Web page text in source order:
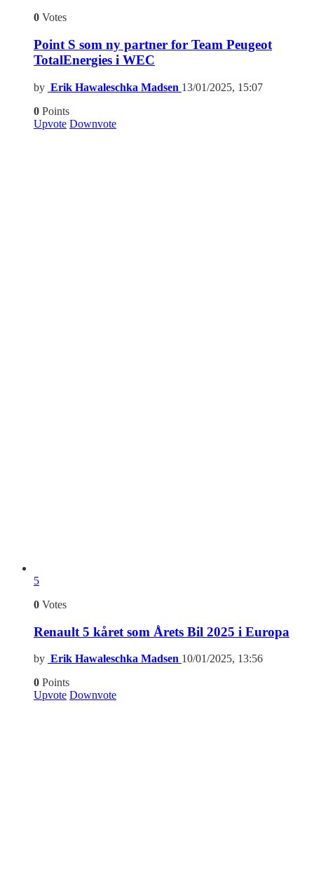
0 Votes
Point S som ny partner for Team Peugeot
TotalEnergies i WEC
by Erik Hawaleschka Madsen 13/01/2025, 15:07
0 Points
Upvote Downvote
5
0 Votes
Renault 5 kåret som Årets Bil 2025 i Europa
by Erik Hawaleschka Madsen 10/01/2025, 13:56
0 Points
Upvote Downvote